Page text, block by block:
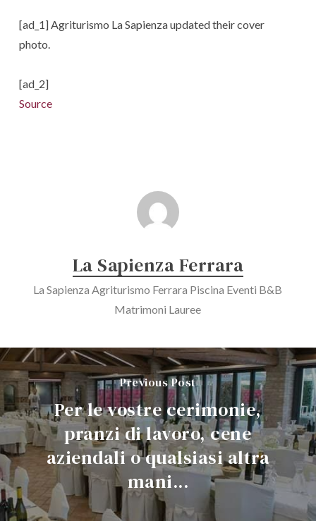
[ad_1] Agriturismo La Sapienza updated their cover
photo.
[ad_2]
Source
La Sapienza Ferrara
La Sapienza Agriturismo Ferrara Piscina Eventi B&B
Matrimoni Lauree
Previous Post
Per le vostre cerimonie,
pranzi di lavoro, cene
aziendali o qualsiasi altra
mani...